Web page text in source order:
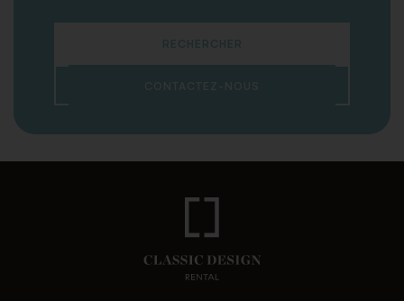
RECHERCHER
CONTACTEZ-NOUS